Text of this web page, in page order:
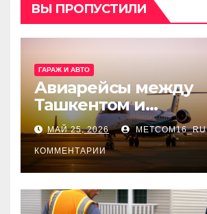
ВЫ ПРОПУСТИЛИ
ГАРАЖ И АВТО
Авиарейсы между
Ташкентом и
Екатеринбургом
МАЙ 25, 2026 METCOM16_RU
КОММЕНТАРИИ